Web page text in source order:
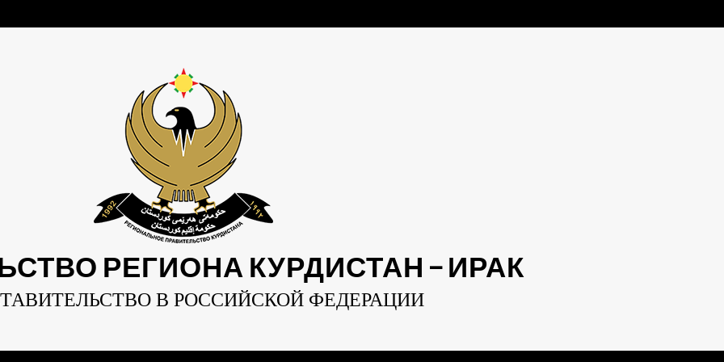
РЕГИОНА КУРДИСТАН — ИРАК
В РОССИЙСКОЙ ФЕДЕРАЦИИ